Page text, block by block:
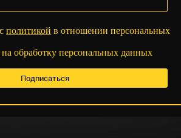
политикой в отношении персональных
на обработку персональных данных